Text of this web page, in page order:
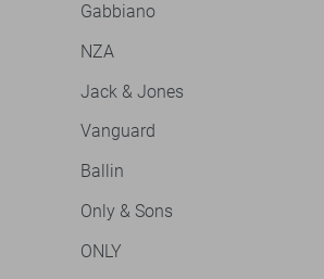
Gabbiano
NZA
Jack & Jones
Vanguard
Ballin
Only & Sons
ONLY